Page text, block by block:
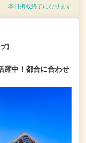
本日掲載終了になります
】
躍中！都合に合わせ